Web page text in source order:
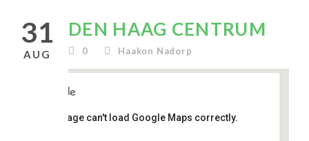
31
AUG
DEN HAAG CENTRUM
0 Haakon Nadorp
Haag
This page can't load Google Maps correctly.